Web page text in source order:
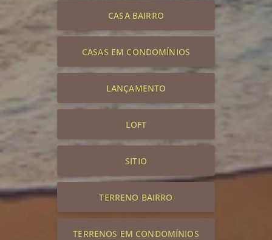
CASA BAIRRO
CASAS EM CONDOMÍNIOS
LANÇAMENTO
LOFT
SITIO
TERRENO BAIRRO
TERRENOS EM CONDOMÍNIOS